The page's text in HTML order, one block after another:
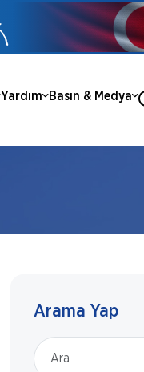
Yardım Basın & Medya
Arama Yap